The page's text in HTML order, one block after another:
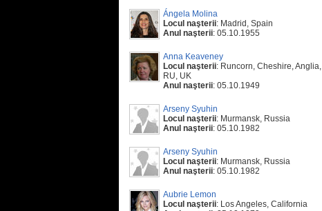
Ángela Molina
Locul naşterii: Madrid, Spain
Anul naşterii: 05.10.1955
Anna Keaveney
Locul naşterii: Runcorn, Cheshire, Anglia,
RU, UK
Anul naşterii: 05.10.1949
Arseny Syuhin
Locul naşterii: Murmansk, Russia
Anul naşterii: 05.10.1982
Arseny Syuhin
Locul naşterii: Murmansk, Russia
Anul naşterii: 05.10.1982
Aubrie Lemon
Locul naşterii: Los Angeles, California